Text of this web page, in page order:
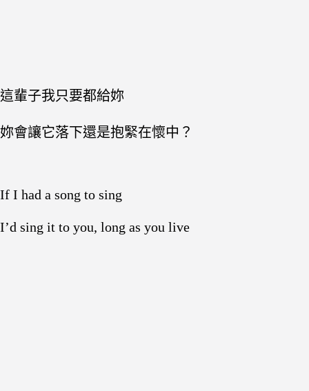
這輩子我只要都給妳
妳會讓它落下還是抱緊在懷中？
If I had a song to sing
I’d sing it to you, long as you live